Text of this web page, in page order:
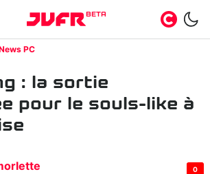
BETA
News PC
: la sortie
pour le souls-like à
0